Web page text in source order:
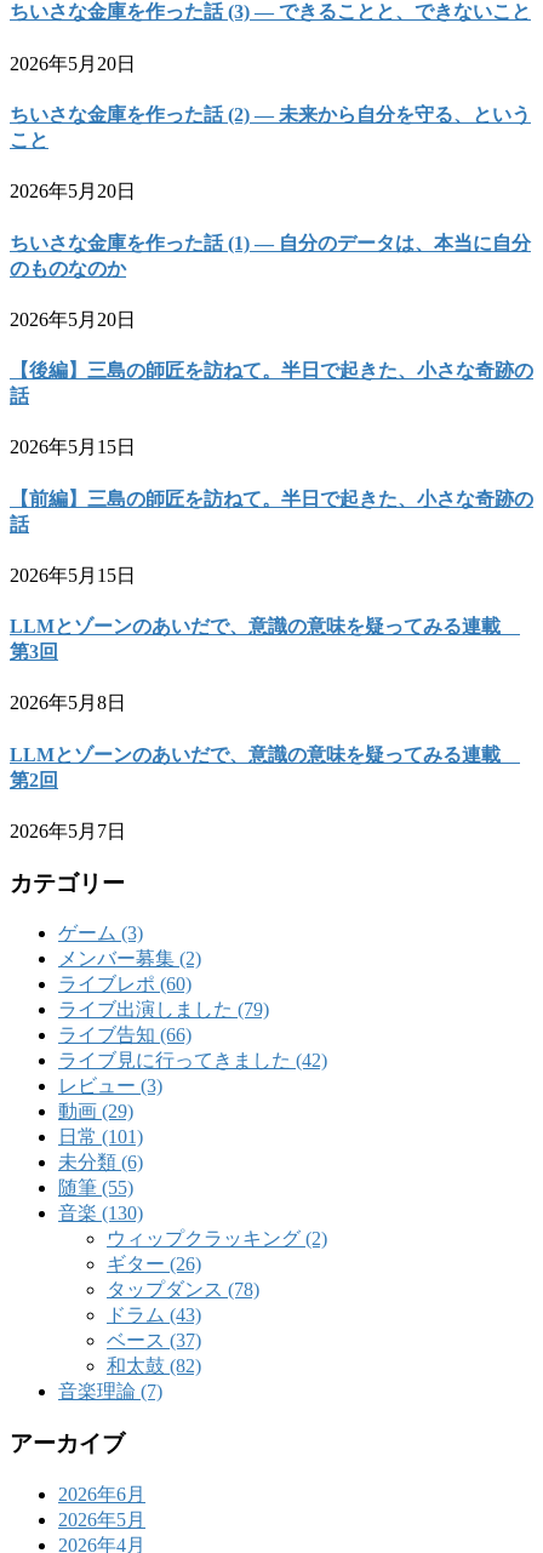
ちいさな金庫を作った話 (3) — できることと、できないこと
2026年5月20日
ちいさな金庫を作った話 (2) — 未来から自分を守る、という
こと
2026年5月20日
ちいさな金庫を作った話 (1) — 自分のデータは、本当に自分
のものなのか
2026年5月20日
【後編】三島の師匠を訪ねて。半日で起きた、小さな奇跡の
話
2026年5月15日
【前編】三島の師匠を訪ねて。半日で起きた、小さな奇跡の
話
2026年5月15日
LLMとゾーンのあいだで、意識の意味を疑ってみる連載
第3回
2026年5月8日
LLMとゾーンのあいだで、意識の意味を疑ってみる連載
第2回
2026年5月7日
カテゴリー
ゲーム (3)
メンバー募集 (2)
ライブレポ (60)
ライブ出演しました (79)
ライブ告知 (66)
ライブ見に行ってきました (42)
レビュー (3)
動画 (29)
日常 (101)
未分類 (6)
随筆 (55)
音楽 (130)
ウィップクラッキング (2)
ギター (26)
タップダンス (78)
ドラム (43)
ベース (37)
和太鼓 (82)
音楽理論 (7)
アーカイブ
2026年6月
2026年5月
2026年4月